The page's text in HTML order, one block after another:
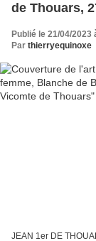
de Thouars,
Publié le 21/04/2023
Par thierryequinoxe
JEAN 1er DE